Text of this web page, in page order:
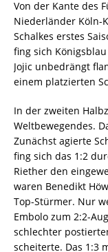
Von der Kante des
Niederländer Köln-
Schalkes erstes
fing sich
Jojic unbedrängt
einem platzierten
In der zweiten
Weltbewegendes.
Zunächst agierte
fing sich das 1:2
Riether den
waren Benedikt
Top-Stürmer. Nur
Embolo zum 2:2-
schlechter
scheiterte. Das 1:3